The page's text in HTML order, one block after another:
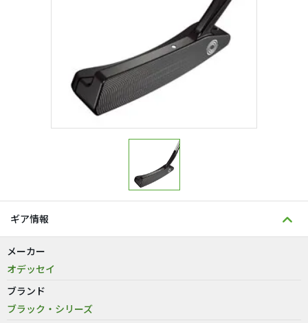
ギア情報
メーカー
オデッセイ
ブランド
ブラック・シリーズ